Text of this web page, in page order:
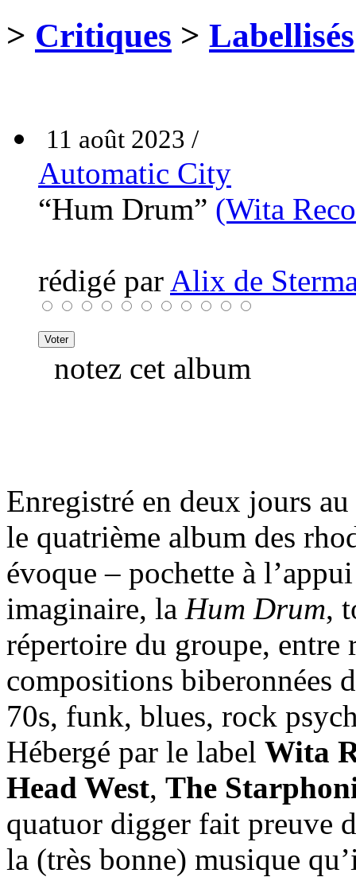
> Critiques > Labellisés
11 août 2023 /
Automatic City
“Hum Drum” (Wita
rédigé par Alix de
notez cet album
Enregistré en deux jours au
le quatrième album des
évoque – pochette à
imaginaire, la Hum Drum,
répertoire du groupe, entre
compositions biberonnées
70s, funk, blues, rock
Hébergé par le label Wita
Head West, The
quatuor digger fait preuve
la (très bonne) musique